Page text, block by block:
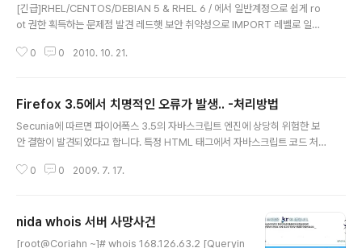
[긴급]RHEL/CENTOS/DEBIAN 5 & RHEL 6 / 에서 일반계정으로 쉽게 ro
ot 권한 획득하는 문제점 발견 레드햇 보안 취약성으로 IMPORT 레벨로 일반
은 위의 URL을 참고하세요. >>>절차 일반계정으로 접속후 아래와 같이 명령
xploit $ ln /bin/ping /tmp/exploit/target $ exec 3< /tmp/exploit/ta
rget $ ls -l /..
0 0 2010. 10. 21.
Firefox 3.5에서 치명적인 오류가 발생.. -처리방법
Secunia에 따르면 파이어폭스 3.5의 자바스크립트 엔진에 상당히 위험한 보
안 결함이 발견되었다고 합니다. 특정 HTML 태그에서 자바스크립트 코드 처
어폭스 3.5 버전 외에 다른 버전에서는 영향이 없을 거라 합니다. Mozilla에 서
g에서 javascript.options.jit.content를 false로 설정해 주세요. JIT을 비
활성화하면 자바스크립트 속도가 감소하는 만큼 그냥 일시적인 해결책이라고
0 0 2009. 7. 17.
nida whois 서버 사망사건
[root@Coriahn ~]# whois 168.126.63.2 [Queryin